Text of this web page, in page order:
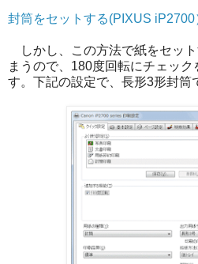
封筒をセットする(PIXUS iP2700
しかし、この方法で紙をセッ
まうので、180度回転にチェッ
す。下記の設定で、長形3形封筒